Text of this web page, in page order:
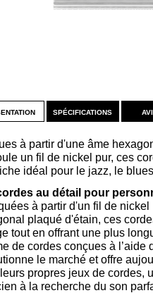
à partir d'une âme
un fil de nickel pur, ces
idéal pour le jazz, le
au détail pour
à partir d'un fil de
plaqué d'étain, ces
tout en offrant une plus
de cordes conçues à
le marché et offre
propres jeux de cordes,
à la recherche du son
spécifications